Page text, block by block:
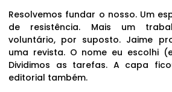
Resolvemos fundar o nosso. Um
de resistência. Mais um
voluntário, por suposto. Jaime
uma revista. O nome eu escolhi
Dividimos as tarefas. A capa
editorial também.